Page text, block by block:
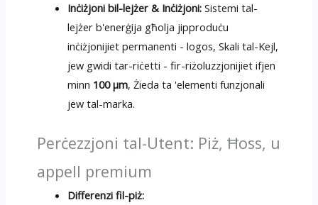
Inċiżjoni bil-lejżer & Inċiżjoni: Sistemi tal-
lejżer b'enerġija għolja jipproduċu
inċiżjonijiet permanenti - logos, Skali tal-Kejl,
jew gwidi tar-riċetti - fir-riżoluzzjonijiet ifjen
minn 100 µm, Żieda ta 'elementi funzjonali
jew tal-marka.
Perċezzjoni tal-Utent: Piż, Ħoss, u
appell premium
Differenzi fil-piż: